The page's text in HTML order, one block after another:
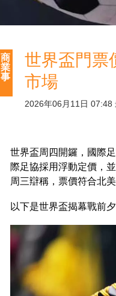
商
業
事
世界盃門票
市場
2026年06月11日 07:48
世界盃周四開鑼，國際
際足協採用浮動定價，
周三辯稱，票價符合北
以下是世界盃揭幕戰前